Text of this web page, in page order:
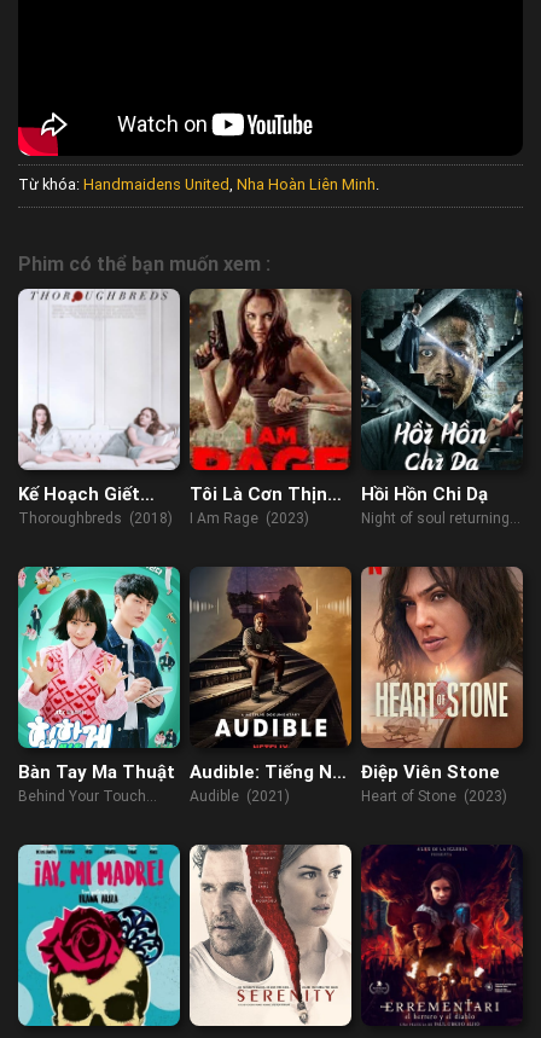
Từ khóa: Handmaidens United, Nha Hoàn Liên Minh.
Phim có thể bạn muốn xem :
Kế Hoạch Giết
Dượng
Thoroughbreds (2018)
Tôi Là Cơn Thịnh
Nộ
I Am Rage (2023)
Hồi Hồn Chi Dạ
Night of soul returning
Bàn Tay Ma Thuật
Behind Your Touch
Audible: Tiếng Nói
Kiên Cường
Audible (2021)
Điệp Viên Stone
Heart of Stone (2023)